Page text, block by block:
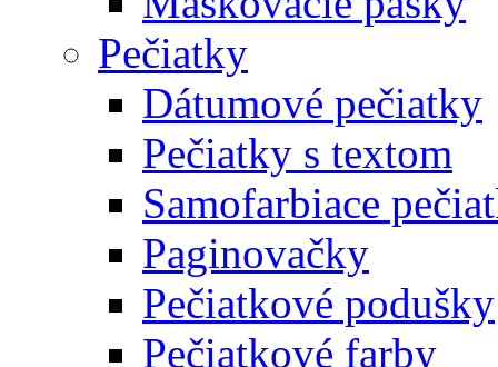
Pečiatky
Dátumové pečiatky
Pečiatky s textom
Samofarbiace
Paginovačky
Pečiatkové podušky
Pečiatkové farby